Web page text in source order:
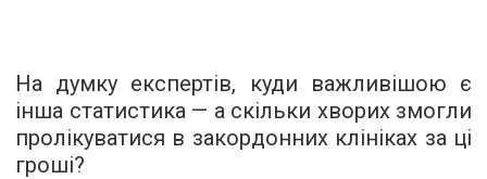
На думку експертів, куди важливішою є
інша статистика — а скільки хворих змогли
пролікуватися в закордонних клініках за ці
гроші?